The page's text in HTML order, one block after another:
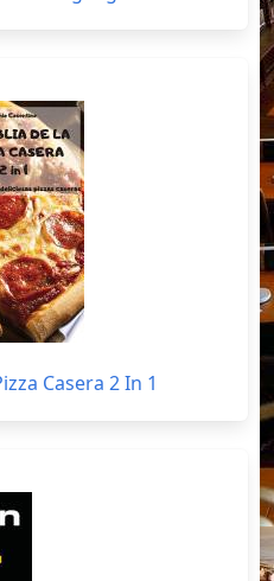
Casera 2 In 1